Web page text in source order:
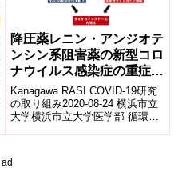
降圧薬レニン・アンジオテ
ンシン系阻害薬の新型コロ
ナウイルス感染症の重症化
への影響について
Kanagawa RASI COVID-19研究
の取り組み2020-08-24 横浜市立
大学横浜市立大学医学部 循環
ad